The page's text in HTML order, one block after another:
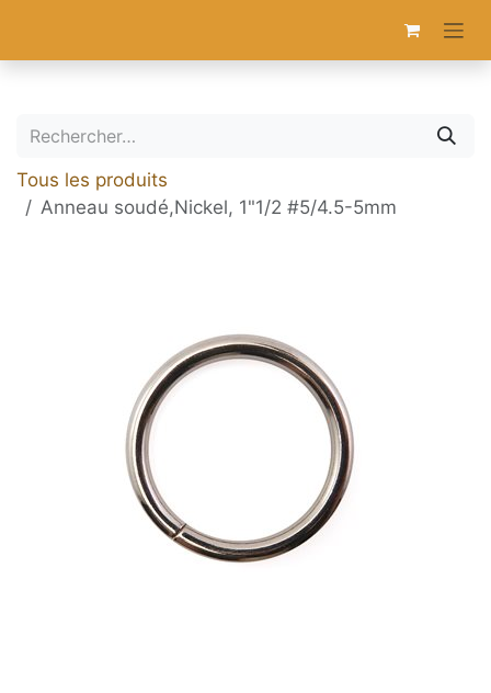
Tous les produits
Anneau soudé,Nickel, 1"1/2 #5/4.5-5mm